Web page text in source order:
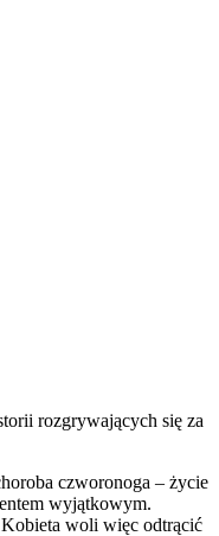
rozgrywających się za
czworonoga – życie
wyjątkowym.
Kobieta woli więc odtrącić